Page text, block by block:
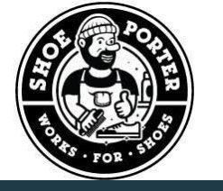
Home
Beda Sikat,
Brush untuk